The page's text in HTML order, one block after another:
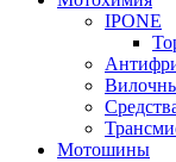
IPONE
Мотошины